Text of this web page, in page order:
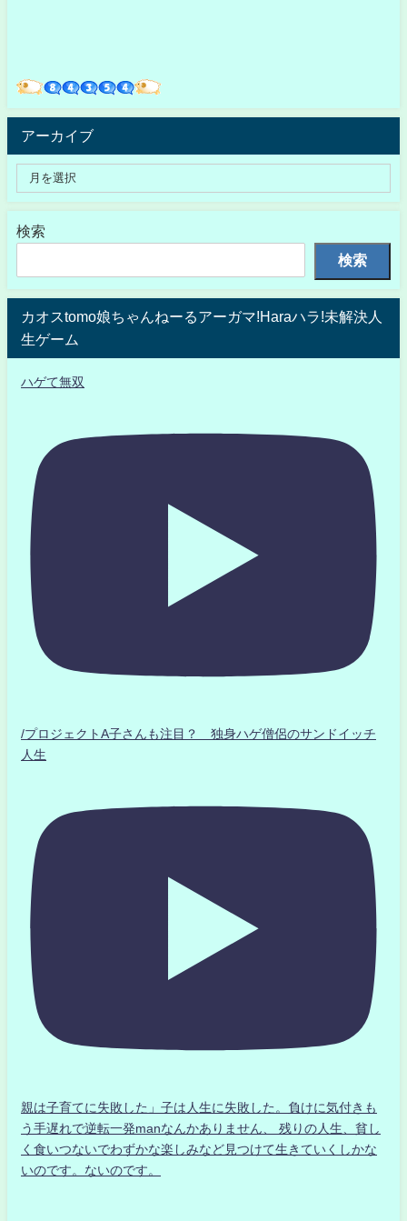
アーカイブ
検索
検索
カオスtomo娘ちゃんねーるアーガマ!Haraハラ!未解決人
生ゲーム
ハゲて無双
/プロジェクトA子さんも注目？ 独身ハゲ僧侶のサンドイッチ
人生
親は子育てに失敗した」子は人生に失敗した。負けに気付きも
う手遅れで逆転一発manなんかありません、 残りの人生、貧し
く食いつないでわずかな楽しみなど見つけて生きていくしかな
いのです。ないのです。